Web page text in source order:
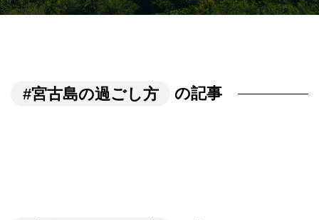
#宮古島の過ごし方 の記事